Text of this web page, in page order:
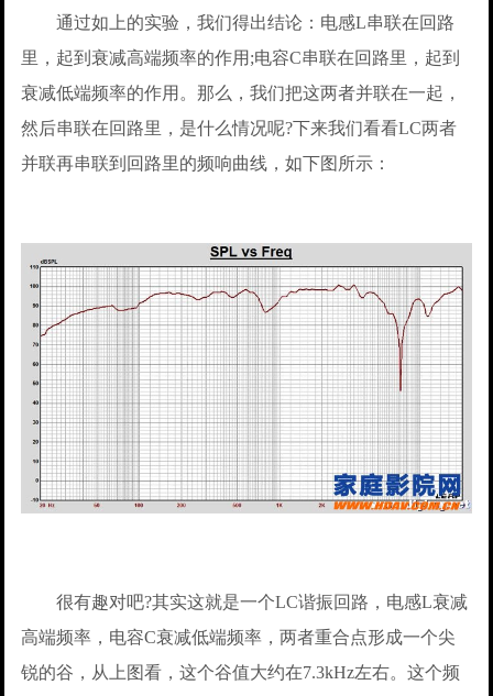
通过如上的实验，我们得出结论：电感L串联在回路
里，起到衰减高端频率的作用;电容C串联在回路里，起到
衰减低端频率的作用。那么，我们把这两者并联在一起，
然后串联在回路里，是什么情况呢?下来我们看看LC两者
并联再串联到回路里的频响曲线，如下图所示：
很有趣对吧?其实这就是一个LC谐振回路，电感L衰减
高端频率，电容C衰减低端频率，两者重合点形成一个尖
锐的谷，从上图看，这个谷值大约在7.3kHz左右。这个频